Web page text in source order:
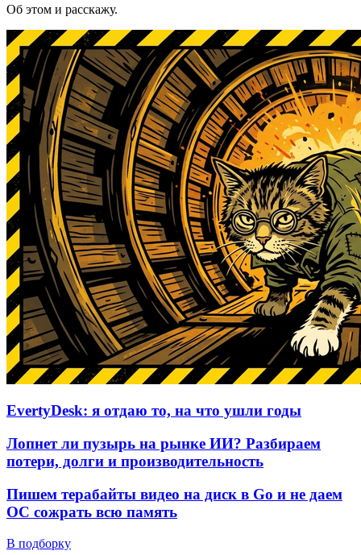
Об этом и расскажу.
EvertyDesk: я отдаю то, на что ушли годы
Лопнет ли пузырь на рынке ИИ? Разбираем
потери, долги и производительность
Пишем терабайты видео на диск в Go и не даем
ОС сожрать всю память
В подборку